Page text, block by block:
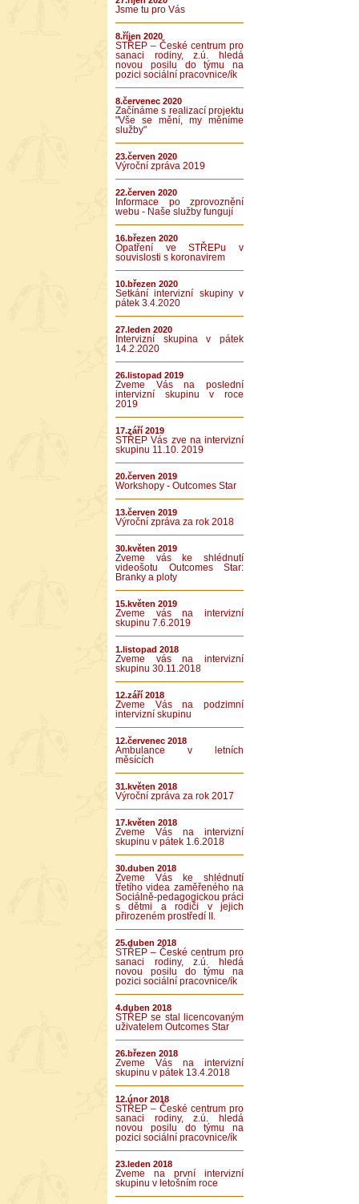
Jsme tu pro Vás
8.říjen 2020
STŘEP – České centrum pro
sanaci rodiny, z.ú. hledá
novou posilu do týmu na
pozici sociální pracovnice/ík
8.červenec 2020
Začínáme s realizací projektu
"Vše se mění, my měníme
služby"
23.červen 2020
Výroční zpráva 2019
22.červen 2020
Informace po zprovoznění
webu - Naše služby fungují
16.březen 2020
Opatření ve STŘEPu v
souvislosti s koronavirem
10.březen 2020
Setkání intervizní skupiny v
pátek 3.4.2020
27.leden 2020
Intervizní skupina v pátek
14.2.2020
26.listopad 2019
Zveme Vás na poslední
intervizní skupinu v roce
2019
17.září 2019
STŘEP Vás zve na intervizní
skupinu 11.10. 2019
20.červen 2019
Workshopy - Outcomes Star
13.červen 2019
Výroční zpráva za rok 2018
30.květen 2019
Zveme vás ke shlédnutí
videošotu Outcomes Star:
Branky a ploty
15.květen 2019
Zveme vás na intervizní
skupinu 7.6.2019
1.listopad 2018
Zveme vás na intervizní
skupinu 30.11.2018
12.září 2018
Zveme Vás na podzimní
intervizní skupinu
12.červenec 2018
Ambulance v letních
měsících
31.květen 2018
Výroční zpráva za rok 2017
17.květen 2018
Zveme Vás na intervizní
skupinu v pátek 1.6.2018
30.duben 2018
Zveme Vás ke shlédnutí
třetího videa zaměřeného na
Sociálně-pedagogickou práci
s dětmi a rodiči v jejich
přirozeném prostředí II.
25.duben 2018
STŘEP – České centrum pro
sanaci rodiny, z.ú. hledá
novou posilu do týmu na
pozici sociální pracovnice/ík
4.duben 2018
STŘEP se stal licencovaným
uživatelem Outcomes Star
26.březen 2018
Zveme Vás na intervizní
skupinu v pátek 13.4.2018
12.únor 2018
STŘEP – České centrum pro
sanaci rodiny, z.ú. hledá
novou posilu do týmu na
pozici sociální pracovnice/ík
23.leden 2018
Zveme na první intervizní
skupinu v letošním roce